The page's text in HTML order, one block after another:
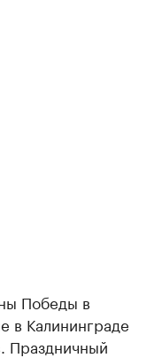
Победы в
в Калининграде
Праздничный